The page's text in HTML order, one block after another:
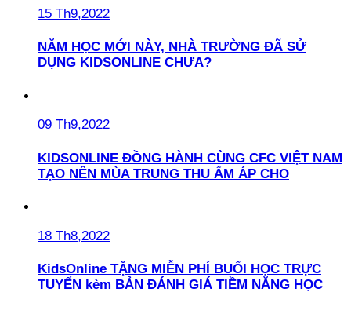
15 Th9,2022
NĂM HỌC MỚI NÀY, NHÀ TRƯỜNG ĐÃ SỬ
DỤNG KIDSONLINE CHƯA?
09 Th9,2022
KIDSONLINE ĐỒNG HÀNH CÙNG CFC VIỆT NAM
TẠO NÊN MÙA TRUNG THU ẤM ÁP CHO
18 Th8,2022
KidsOnline TẶNG MIỄN PHÍ BUỔI HỌC TRỰC
TUYẾN kèm BẢN ĐÁNH GIÁ TIỀM NĂNG HỌC